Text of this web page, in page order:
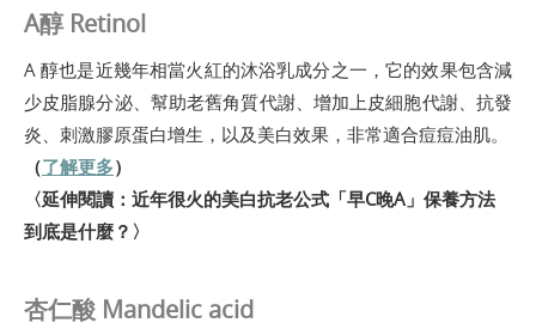
A醇 Retinol
A 醇也是近幾年相當火紅的沐浴乳成分之一，它的效果包含減
少皮脂腺分泌、幫助老舊角質代謝、增加上皮細胞代謝、抗發
炎、刺激膠原蛋白增生，以及美白效果，非常適合痘痘油肌。
（了解更多）
〈延伸閱讀： 近年很火的美白抗老公式「早C晚A」保養方法
到底是什麼？ 〉
杏仁酸 Mandelic acid